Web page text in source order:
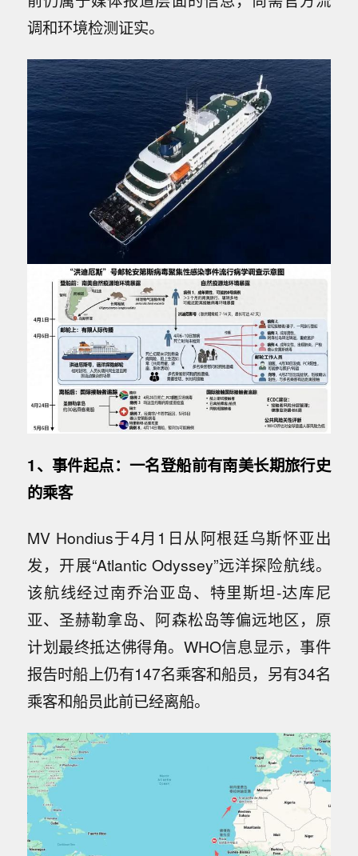
调和环境检测证实。
1、事件起点：一名登船前有南美长期旅行史
的乘客
MV Hondius于4月1日从阿根廷乌斯怀亚出
发，开展“Atlantic Odyssey”远洋探险航线。
该航线经过南乔治亚岛、特里斯坦-达库尼
亚、圣赫勒拿岛、阿森松岛等偏远地区，原
计划最终抵达佛得角。WHO信息显示，事件
报告时船上仍有147名乘客和船员，另有34名
乘客和船员此前已经离船。